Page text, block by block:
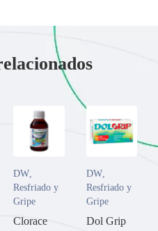
DW,
Resfriado y
Gripe
Clorace
DW,
Resfriado y
Gripe
Dol Grip